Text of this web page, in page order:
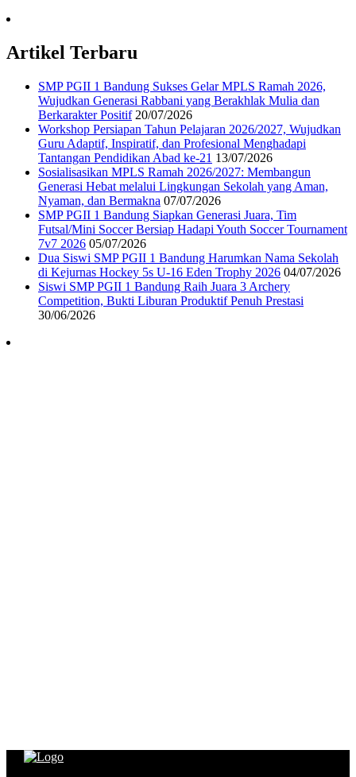
Artikel Terbaru
SMP PGII 1 Bandung Sukses Gelar MPLS Ramah 2026,
Wujudkan Generasi Rabbani yang Berakhlak Mulia dan
Berkarakter Positif 20/07/2026
Workshop Persiapan Tahun Pelajaran 2026/2027, Wujudkan
Guru Adaptif, Inspiratif, dan Profesional Menghadapi
Tantangan Pendidikan Abad ke-21 13/07/2026
Sosialisasikan MPLS Ramah 2026/2027: Membangun
Generasi Hebat melalui Lingkungan Sekolah yang Aman,
Nyaman, dan Bermakna 07/07/2026
SMP PGII 1 Bandung Siapkan Generasi Juara, Tim
Futsal/Mini Soccer Bersiap Hadapi Youth Soccer Tournament
7v7 2026 05/07/2026
Dua Siswi SMP PGII 1 Bandung Harumkan Nama Sekolah
di Kejurnas Hockey 5s U-16 Eden Trophy 2026 04/07/2026
Siswi SMP PGII 1 Bandung Raih Juara 3 Archery
Competition, Bukti Liburan Produktif Penuh Prestasi
30/06/2026